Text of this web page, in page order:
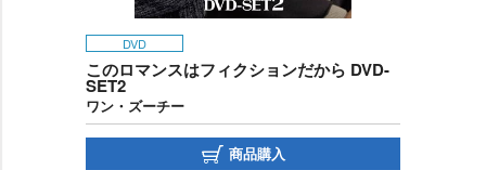
DVD
このロマンスはフィクションだから DVD-
SET2
ワン・ズーチー
商品購入